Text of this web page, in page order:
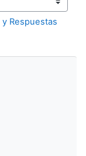
Respuestas